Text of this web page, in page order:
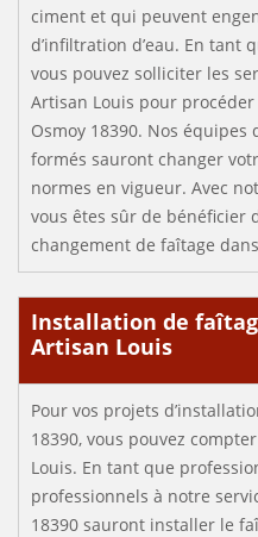
ciment et qui peuvent
d’infiltration d’eau. En tant
vous pouvez solliciter les
Artisan Louis pour
Osmoy 18390. Nos
formés sauront changer
normes en vigueur. Avec
vous êtes sûr de bénéficier
changement de faîtage
Installation de
Artisan Louis
Pour vos projets
18390, vous pouvez
Louis. En tant que
professionnels à notre
18390 sauront installer le